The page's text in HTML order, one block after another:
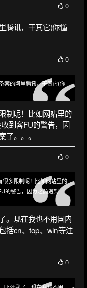
0
腾讯，干其它(你懂
0
案的阿里腾讯，干其它(你
制呢！比如网站里的
到客FU的警告，因
了。。。
0
很多限制呢！比如网站里的
的警告，因为之前遇到
。现在我也不用国内
括cn、top、win等注
0
吓死我了。现在我也不用